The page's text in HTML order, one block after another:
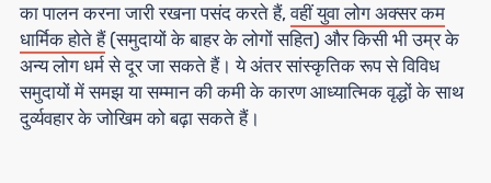
का पालन करना जारी रखना पसंद करते हैं,वहीं युवा लोग अक्सर कम
धार्मिक होते हैं(समुदायों के बाहर के लोगों सहित) और किसी भी उम्र के
अन्य लोग धर्म से दूर जा सकते हैं। ये अंतर सांस्कृतिक रूप से विविध
समुदायों में समझ या सम्मान की कमी के कारण आध्यात्मिक वृद्धों के साथ
दुर्व्यवहार के जोखिम को बढ़ा सकते हैं।